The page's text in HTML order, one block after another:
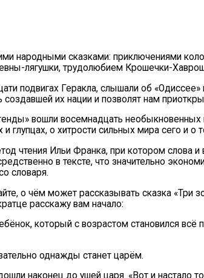
народными сказками: приключениями
лягушки, трудолюбием Крошечки-
подвигах Геракла, слышали об
их нации и позволят нам
вошли восемнадцать
глупцах, о хитрости сильных мира сего и о
чтения Ильи Франка, при котором слова
в тексте, что значительно
словаря.
о чём может рассказывать сказка «Три
расскажу вам начало:
который с возрастом становился всё
однажды станет царём.